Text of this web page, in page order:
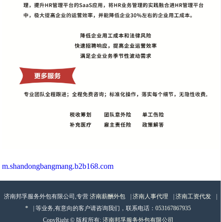
m.shandongbangmang.b2b168.com
济南邦孚服务外包有限公司,专营 济南薪酬外包 济南人事代理 济南工资代发
*
| 等业务,有意向的客户请咨询我们，联系电话： 053167867935
CopyRight © 版权所有: 济南邦孚服务外包有限公司